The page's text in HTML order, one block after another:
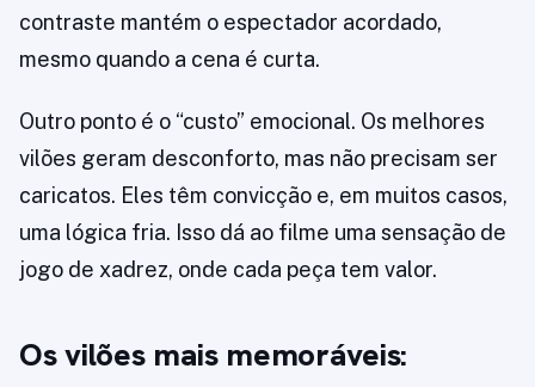
contraste mantém o espectador acordado,
mesmo quando a cena é curta.
Outro ponto é o “custo” emocional. Os melhores
vilões geram desconforto, mas não precisam ser
caricatos. Eles têm convicção e, em muitos casos,
uma lógica fria. Isso dá ao filme uma sensação de
jogo de xadrez, onde cada peça tem valor.
Os vilões mais memoráveis: